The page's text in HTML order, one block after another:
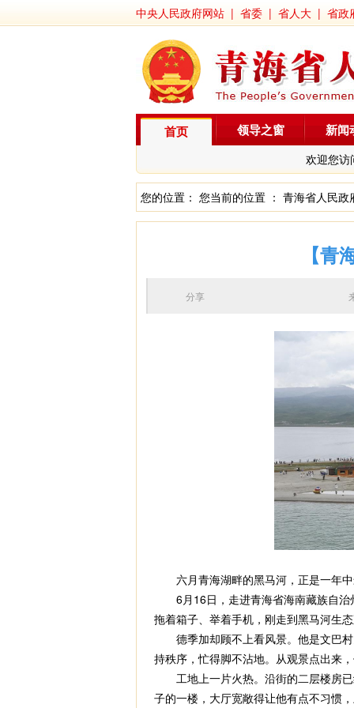
中央人民政府网站 | 省委 | 省人大 | 省政
首页
欢迎您访
领导之窗 新闻
您的位置： 您当前的位置 ： 青海省人民政
【
分享
六月青海湖畔的黑马河，正是一年中
6月16日，走进青海省海南藏族自治
拖着箱子、举着手机，刚走到黑马河生
德季加却顾不上看风景。他是文巴村
持秩序，忙得脚不沾地。从观景点出来
工地上一片火热。沿街的二层楼房已
子的一楼，大厅宽敞得让他有点不习惯